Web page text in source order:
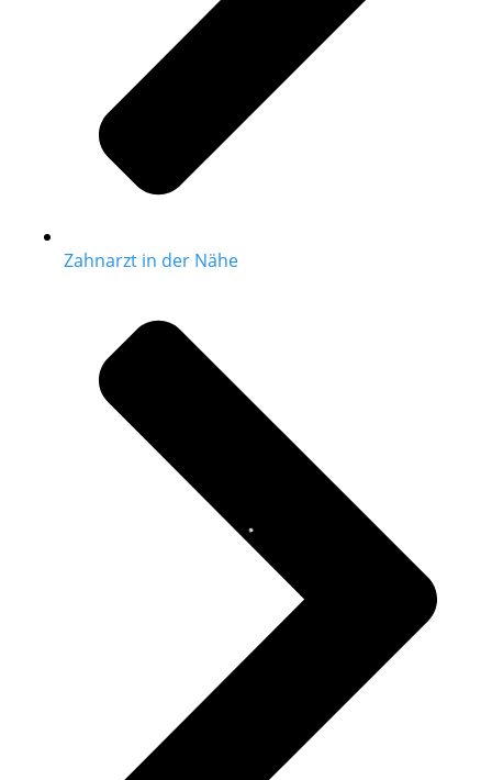
Zahnarzt in der Nähe